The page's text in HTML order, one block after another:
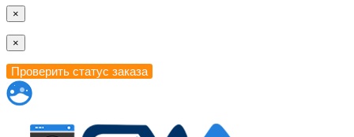
×
×